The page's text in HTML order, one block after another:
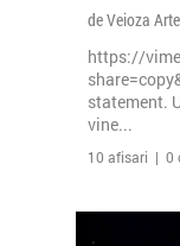
de Veioza Arte
https://
statement.
vine...
10 afisari | 0